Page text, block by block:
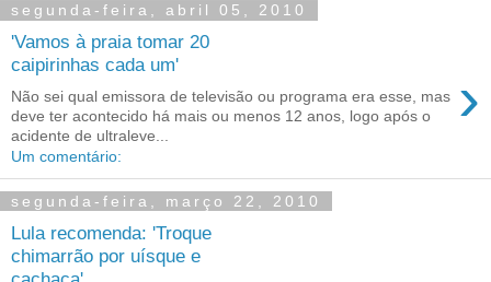
segunda-feira, abril 05, 2010
'Vamos à praia tomar 20
caipirinhas cada um'
›
Não sei qual emissora de televisão ou programa era esse, mas
deve ter acontecido há mais ou menos 12 anos, logo após o
acidente de ultraleve...
Um comentário:
segunda-feira, março 22, 2010
Lula recomenda: 'Troque
chimarrão por uísque e